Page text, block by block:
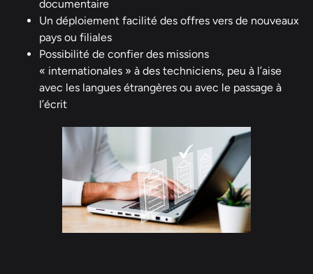
documentaire
Un déploiement facilité des offres vers de nouveaux
pays ou filiales
Possibilité de confier des missions
« internationales » à des techniciens, peu à l’aise
avec les langues étrangères ou avec le passage à
l’écrit